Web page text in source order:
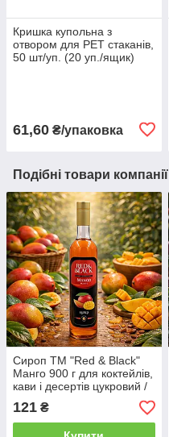
Кришка купольна з
отвором для PET стаканів,
50 шт/уп. (20 уп./ящик)
61,60 ₴/упаковка
Подібні товари компанії
Сироп ТМ "Red & Black"
Манго 900 г для коктейлів,
кави і десертів цукровий /
смаком манго
121 ₴